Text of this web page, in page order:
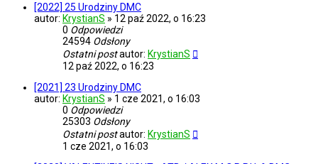
[2022] 25 Urodziny DMC
autor: KrystianS » 12 paź 2022, o 16:23
0 Odpowiedzi
24594 Odsłony
Ostatni postautor: KrystianS
12 paź 2022, o 16:23
[2021] 23 Urodziny DMC
autor: KrystianS » 1 cze 2021, o 16:03
0 Odpowiedzi
25303 Odsłony
Ostatni postautor: KrystianS
1 cze 2021, o 16:03